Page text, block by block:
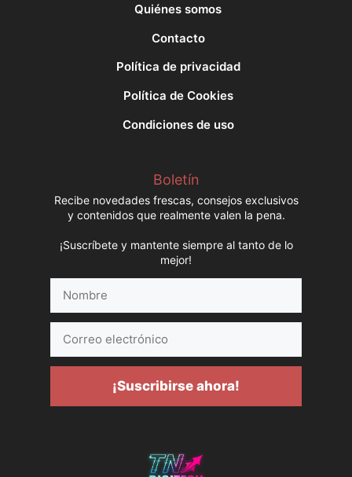
Quiénes somos
Contacto
Política de privacidad
Política de Cookies
Condiciones de uso
Boletín
Recibe novedades frescas, consejos exclusivos
y contenidos que realmente valen la pena.
¡Suscríbete y mantente siempre al tanto de lo
mejor!
electrónico
¡Suscribirse ahora!